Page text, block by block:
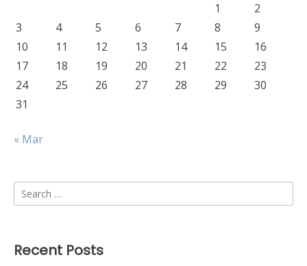
1
2
3
4 5 6 7 8
9
10
11 12 13 14 15
16
17
18 19 20 21 22
23
24
25 26 27 28 29
30
31
« Mar
Search
for:
Recent Posts